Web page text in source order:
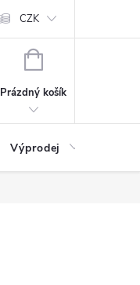
Vrácení, výměna nebo
CZK
NÁKUPNÍ
Prázdný košík
Výprodej